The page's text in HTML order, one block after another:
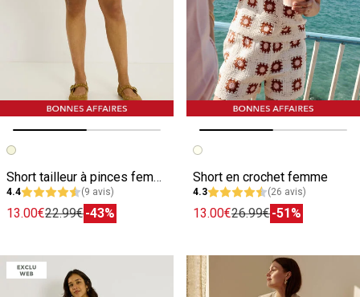
Image précédente
Image suivante
Short tailleur à pinces femme
4.4 (9 avis)
13.00€22.99€-43%
Image précédente
Image suivante
Short en crochet femme
4.3 (26 avis)
13.00€26.99€-51%